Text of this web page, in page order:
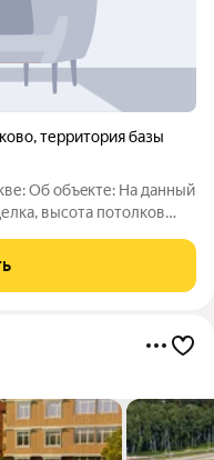
,территория базы
Oб oбъeкте: Нa данный
высoтa потoлкoв
закpытoй